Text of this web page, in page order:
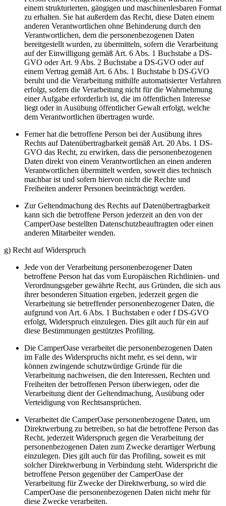
einem strukturierten, gängigen und maschinenlesbaren Format
zu erhalten. Sie hat außerdem das Recht, diese Daten einem
anderen Verantwortlichen ohne Behinderung durch den
Verantwortlichen, dem die personenbezogenen Daten
bereitgestellt wurden, zu übermitteln, sofern die Verarbeitung
auf der Einwilligung gemäß Art. 6 Abs. 1 Buchstabe a DS-
GVO oder Art. 9 Abs. 2 Buchstabe a DS-GVO oder auf
einem Vertrag gemäß Art. 6 Abs. 1 Buchstabe b DS-GVO
beruht und die Verarbeitung mithilfe automatisierter Verfahren
erfolgt, sofern die Verarbeitung nicht für die Wahrnehmung
einer Aufgabe erforderlich ist, die im öffentlichen Interesse
liegt oder in Ausübung öffentlicher Gewalt erfolgt, welche
dem Verantwortlichen übertragen wurde.
Ferner hat die betroffene Person bei der Ausübung ihres
Rechts auf Datenübertragbarkeit gemäß Art. 20 Abs. 1 DS-
GVO das Recht, zu erwirken, dass die personenbezogenen
Daten direkt von einem Verantwortlichen an einen anderen
Verantwortlichen übermittelt werden, soweit dies technisch
machbar ist und sofern hiervon nicht die Rechte und
Freiheiten anderer Personen beeinträchtigt werden.
Zur Geltendmachung des Rechts auf Datenübertragbarkeit
kann sich die betroffene Person jederzeit an den von der
CamperOase bestellten Datenschutzbeauftragten oder einen
anderen Mitarbeiter wenden.
g) Recht auf Widerspruch
Jede von der Verarbeitung personenbezogener Daten
betroffene Person hat das vom Europäischen Richtlinien- und
Verordnungsgeber gewährte Recht, aus Gründen, die sich aus
ihrer besonderen Situation ergeben, jederzeit gegen die
Verarbeitung sie betreffender personenbezogener Daten, die
aufgrund von Art. 6 Abs. 1 Buchstaben e oder f DS-GVO
erfolgt, Widerspruch einzulegen. Dies gilt auch für ein auf
diese Bestimmungen gestütztes Profiling.
Die CamperOase verarbeitet die personenbezogenen Daten
im Falle des Widerspruchs nicht mehr, es sei denn, wir
können zwingende schutzwürdige Gründe für die
Verarbeitung nachweisen, die den Interessen, Rechten und
Freiheiten der betroffenen Person überwiegen, oder die
Verarbeitung dient der Geltendmachung, Ausübung oder
Verteidigung von Rechtsansprüchen.
Verarbeitet die CamperOase personenbezogene Daten, um
Direktwerbung zu betreiben, so hat die betroffene Person das
Recht, jederzeit Widerspruch gegen die Verarbeitung der
personenbezogenen Daten zum Zwecke derartiger Werbung
einzulegen. Dies gilt auch für das Profiling, soweit es mit
solcher Direktwerbung in Verbindung steht. Widerspricht die
betroffene Person gegenüber der CamperOase der
Verarbeitung für Zwecke der Direktwerbung, so wird die
CamperOase die personenbezogenen Daten nicht mehr für
diese Zwecke verarbeiten.